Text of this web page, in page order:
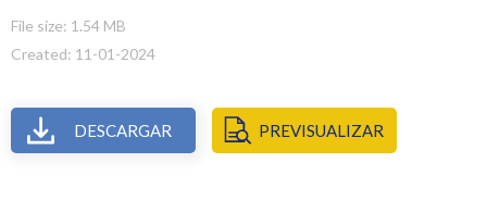
File size: 1.54 MB
Created: 11-01-2024
DESCARGAR PREVISUALIZAR